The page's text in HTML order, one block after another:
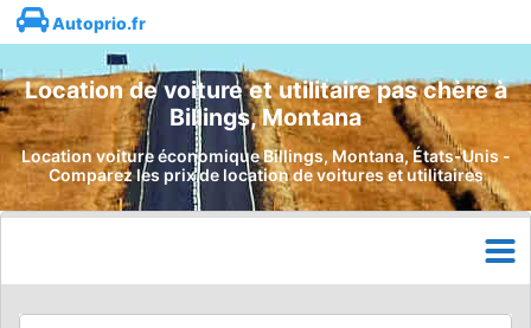
Autoprio.fr
Location de voiture et utilitaire pas chère à
Billings, Montana
Location voiture économique Billings, Montana, États-Unis -
Comparez les prix de location de voitures et utilitaires